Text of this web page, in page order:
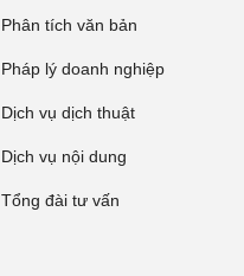
Phân tích văn bản
Pháp lý doanh nghiệp
Dịch vụ dịch thuật
Dịch vụ nội dung
Tổng đài tư vấn